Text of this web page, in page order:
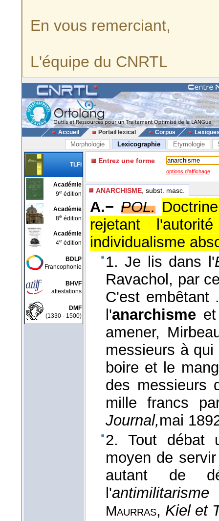
En vous remerciant,
L'équipe du CNRTL
Accueil Portail lexical Corpus
Morphologie Lexicographie Etymologie
TLFi
Académie
9e édition
Académie
8e édition
Académie
4e édition
BDLP
Francophonie
BHVF
attestations
DMF
(1330 - 1500)
Entrez une forme
options d'affichage
ANARCHISME , subst. masc.
A.− POL.
rejetant
individualisme
1. Je lis dans l'
Ravachol, par
C'est embêtant
l'anarchisme
amener,
messieurs à
boire et le
des messieurs
mille francs
Journal,mai
2. Tout débat
moyen de
autant de
l'antimilitarisme
Maurras, Kiel et